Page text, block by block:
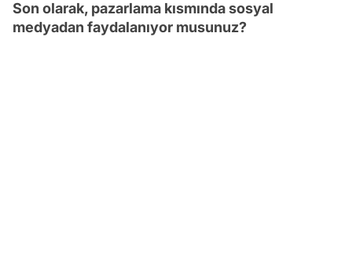
Son olarak, pazarlama kısmında sosyal
medyadan faydalanıyor musunuz?